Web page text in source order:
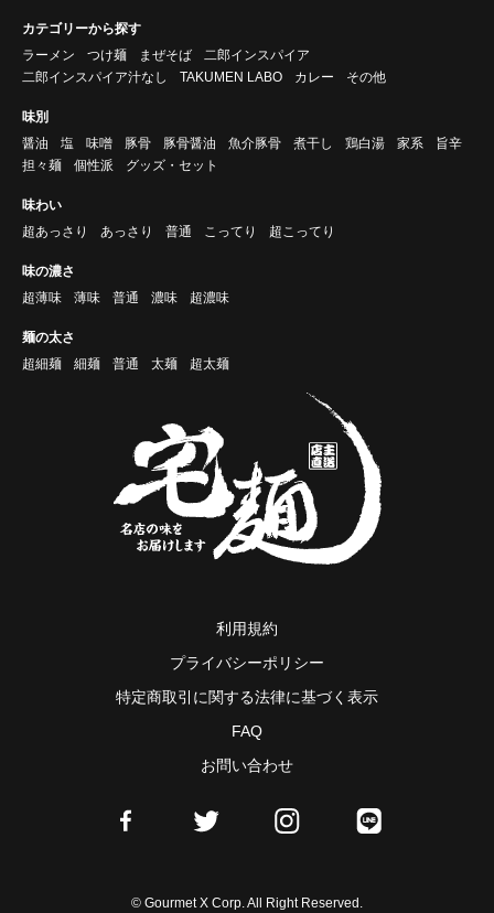
カテゴリーから探す
ラーメン
つけ麺 まぜそば
二郎インスパイア
二郎インスパイア汁なし
TAKUMEN LABO カレー その他
味別
醤油
塩 味噌 豚骨 豚骨醤油 魚介豚骨 煮干し 鶏白湯 家系
旨辛
担々麺
個性派 グッズ・セット
味わい
超あっさり
あっさり 普通 こってり 超こってり
味の濃さ
超薄味
薄味 普通 濃味 超濃味
麺の太さ
超細麺
細麺 普通 太麺 超太麺
利用規約
プライバシーポリシー
特定商取引に関する法律に基づく表示
FAQ
お問い合わせ
© Gourmet X Corp. All Right Reserved.